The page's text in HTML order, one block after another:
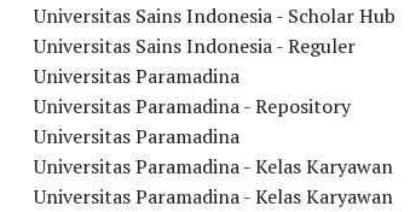
Universitas Sains Indonesia - Scholar Hub
Universitas Sains Indonesia - Reguler
Universitas Paramadina
Universitas Paramadina - Repository
Universitas Paramadina
Universitas Paramadina - Kelas Karyawan
Universitas Paramadina - Kelas Karyawan